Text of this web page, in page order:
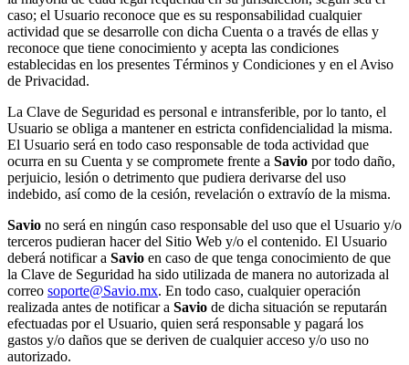
caso; el Usuario reconoce que es su responsabilidad cualquier
actividad que se desarrolle con dicha Cuenta o a través de ellas y
reconoce que tiene conocimiento y acepta las condiciones
establecidas en los presentes Términos y Condiciones y en el Aviso
de Privacidad.
La Clave de Seguridad es personal e intransferible, por lo tanto, el
Usuario se obliga a mantener en estricta confidencialidad la misma.
El Usuario será en todo caso responsable de toda actividad que
ocurra en su Cuenta y se compromete frente a Savio por todo daño,
perjuicio, lesión o detrimento que pudiera derivarse del uso
indebido, así como de la cesión, revelación o extravío de la misma.
Savio no será en ningún caso responsable del uso que el Usuario y/o
terceros pudieran hacer del Sitio Web y/o el contenido. El Usuario
deberá notificar a Savio en caso de que tenga conocimiento de que
la Clave de Seguridad ha sido utilizada de manera no autorizada al
correo soporte@Savio.mx. En todo caso, cualquier operación
realizada antes de notificar a Savio de dicha situación se reputarán
efectuadas por el Usuario, quien será responsable y pagará los
gastos y/o daños que se deriven de cualquier acceso y/o uso no
autorizado.